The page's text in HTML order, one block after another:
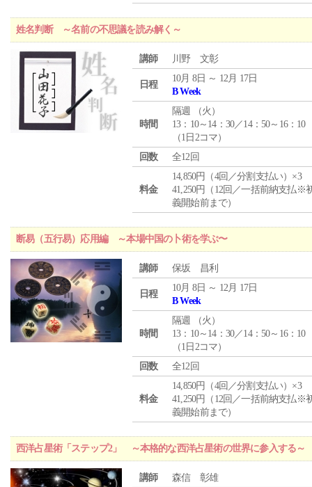
姓名判断 ～名前の不思議を読み解く～
講師 川野 文彰
日程
10月 8日 ～ 12月 17日
B Week
時間
隔週 （火 ）
13：10～14：30／14：50～16：10
（1日2コマ）
回数
全12回
料金
14,850円（4回／分割支払い）×3
41,250円（12回／一括前納支払※
義開始前まで）
断易（五行易）応用編 ～本場中国の卜術を学ぶ〜
講師 保坂 昌利
日程
10月 8日 ～ 12月 17日
B Week
時間
隔週 （火 ）
13：10～14：30／14：50～16：10
（1日2コマ）
回数
全12回
料金
14,850円（4回／分割支払い）×3
41,250円（12回／一括前納支払※
義開始前まで）
西洋占星術「ステップ2」 ～本格的な西洋占星術の世界に参入する～
講師
森信 彰雄